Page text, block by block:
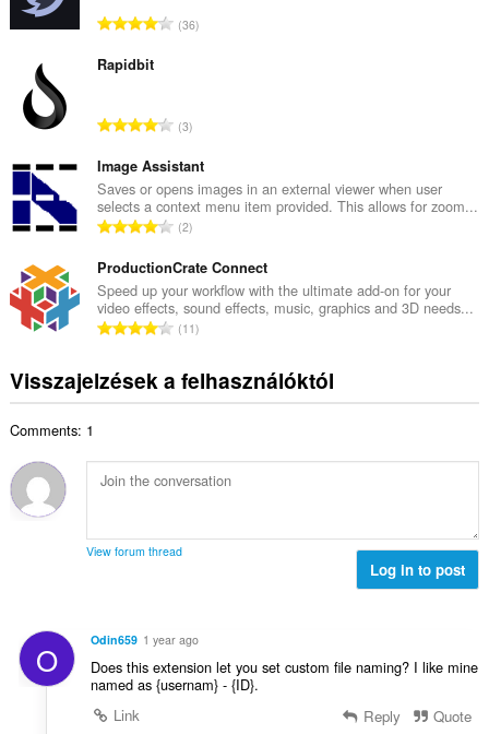
s
é
k
e
l
é
s
z
á
m
a
Ö
s
r
t
é
k
e
l
é
s
z
á
:
36
Rapidbit
Ö
s
z
e
s
r
t
é
k
l
é
z
á
a
:
3
Image Assistant
Saves or opens images in an external viewer when user
selects a context menu item provided. This allows for zoom...
Ö
s
z
e
s
r
t
e
l
s
a
:
2
ProductionCrate Connect
Speed up your workflow with the ultimate add-on for your
video effects, sound effects, music, graphics and 3D needs...
Ö
z
é
r
k
s
z
á
11
Visszajelzések a felhasználóktól
Comments: 1
View forum thread
Log in to post
O Odin659 1 year ago
Does this extension let you set custom file naming? I like mine
named as {usernam} - {ID}.
Link
Reply Quote